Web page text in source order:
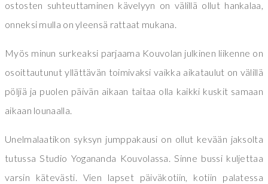
ostosten suhteuttaminen kävelyyn on välillä ollut hankalaa,
onneksi mulla on yleensä rattaat mukana.
Myös minun surkeaksi parjaama Kouvolan julkinen liikenne on
osoittautunut yllättävän toimivaksi vaikka aikataulut on välillä
pöljiä ja puolen päivän aikaan taitaa olla kaikki kuskit samaan
aikaan lounaalla.
Unelmalaatikon syksyn jumppakausi on ollut kevään jaksolta
tutussa Studio Yogananda Kouvolassa. Sinne bussi kuljettaa
varsin kätevästi. Vien lapset päiväkotiin, kotiin palatessa